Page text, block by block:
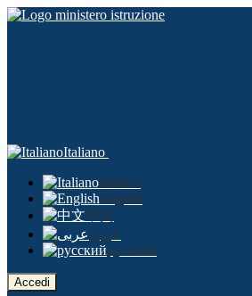
Italiano
Italiano
English
中文
عربى
русский
Accedi